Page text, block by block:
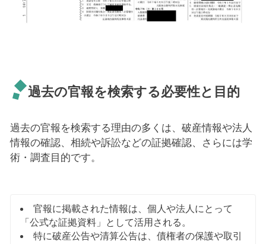
過去の官報を検索する必要性と目的
過去の官報を検索する理由の多くは、破産情報や法人
情報の確認、相続や訴訟などの証拠確認、さらには学
術・調査目的です。
官報に掲載された情報は、個人や法人にとって
「公式な証拠資料」として活用される。
特に破産公告や清算公告は、債権者の保護や取引